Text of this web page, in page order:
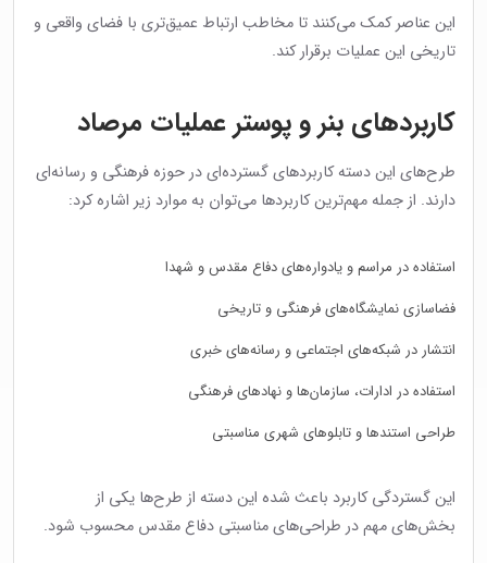
این عناصر کمک می‌کنند تا مخاطب ارتباط عمیق‌تری با فضای واقعی و
تاریخی این عملیات برقرار کند.
کاربردهای بنر و پوستر عملیات مرصاد
طرح‌های این دسته کاربردهای گسترده‌ای در حوزه فرهنگی و رسانه‌ای
دارند. از جمله مهم‌ترین کاربردها می‌توان به موارد زیر اشاره کرد:
استفاده در مراسم و یادواره‌های دفاع مقدس و شهدا
فضاسازی نمایشگاه‌های فرهنگی و تاریخی
انتشار در شبکه‌های اجتماعی و رسانه‌های خبری
استفاده در ادارات، سازمان‌ها و نهادهای فرهنگی
طراحی استندها و تابلوهای شهری مناسبتی
این گستردگی کاربرد باعث شده این دسته از طرح‌ها یکی از
بخش‌های مهم در طراحی‌های مناسبتی دفاع مقدس محسوب شود.